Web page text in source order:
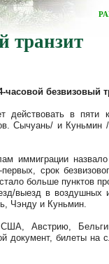
транзит
часовой безвизовый
действовать в
Сычуань/ и
иммиграции
срок
больше пунктов
выезд в
Чэнду и Куньмин.
США, Австрию,
документ, билеты